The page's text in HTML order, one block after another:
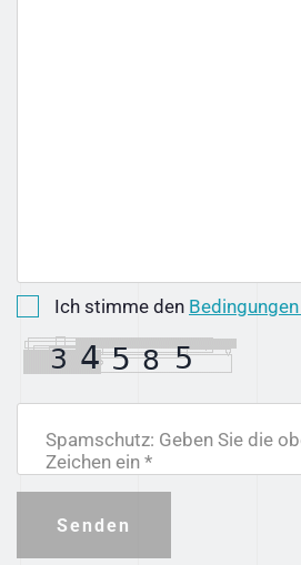
Ich stimme den
Spamschutz: Geben Sie die
Zeichen ein *
Senden